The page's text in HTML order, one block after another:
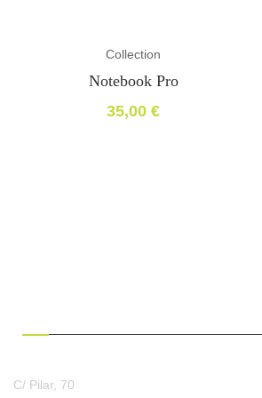
Collection
Notebook Pro
35,00€
C/ Pilar, 70